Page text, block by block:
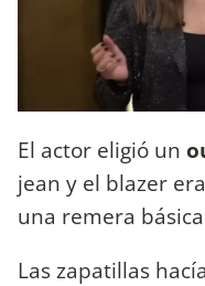
El actor eligió un
jean y el blazer
una remera
Las zapatillas